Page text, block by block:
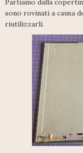
Partiamo dalla
sono rovinati a causa
riutilizzarli.